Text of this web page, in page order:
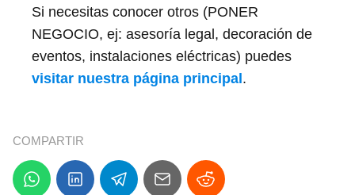
Si necesitas conocer otros (PONER
NEGOCIO, ej: asesoría legal, decoración de
eventos, instalaciones eléctricas) puedes
visitar nuestra página principal.
COMPARTIR